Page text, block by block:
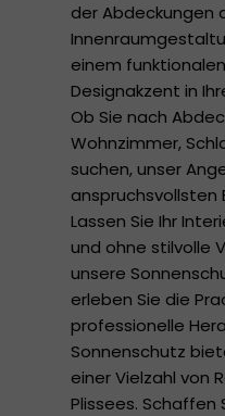
der Abdeckungen
einem
Designakzent in
Ob Sie nach
Wohnzimmer,
suchen, unser
anspruchsvollsten
Lassen Sie Ihr
und ohne stilvolle
unsere
erleben Sie die
professionelle
Sonnenschutz
einer Vielzahl von
Plissees.